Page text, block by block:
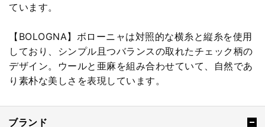
ています。
【BOLOGNA】ボローニャは対照的な横糸と縦糸を使用
しており、シンプル且つバランスの取れたチェック柄の
デザイン。ウールと亜麻を組み合わせていて、自然であ
り素朴な美しさを表現しています。
ブランド